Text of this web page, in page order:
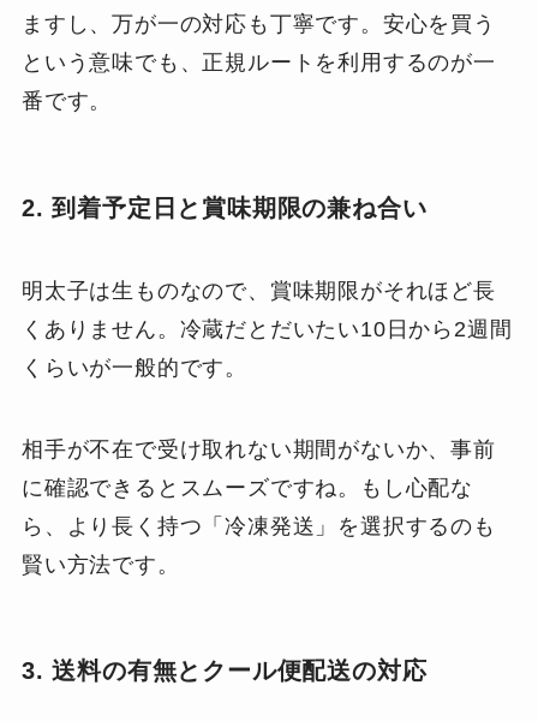
ますし、万が一の対応も丁寧です。安心を買う
という意味でも、正規ルートを利用するのが一
番です。
2. 到着予定日と賞味期限の兼ね合い
明太子は生ものなので、賞味期限がそれほど長
くありません。冷蔵だとだいたい10日から2週間
くらいが一般的です。
相手が不在で受け取れない期間がないか、事前
に確認できるとスムーズですね。もし心配な
ら、より長く持つ「冷凍発送」を選択するのも
賢い方法です。
3. 送料の有無とクール便配送の対応